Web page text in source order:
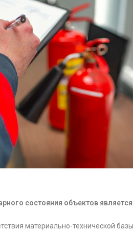
состояния объектов
материально-технической